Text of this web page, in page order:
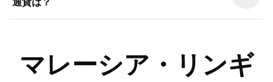
マレーシア・リンギ